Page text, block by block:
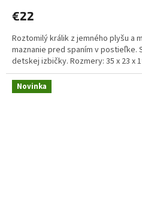
€22
Roztomilý králik z jemného plyšu a
maznanie pred spaním v postieľke.
detskej izbičky. Rozmery: 35 x 23 x
Novinka